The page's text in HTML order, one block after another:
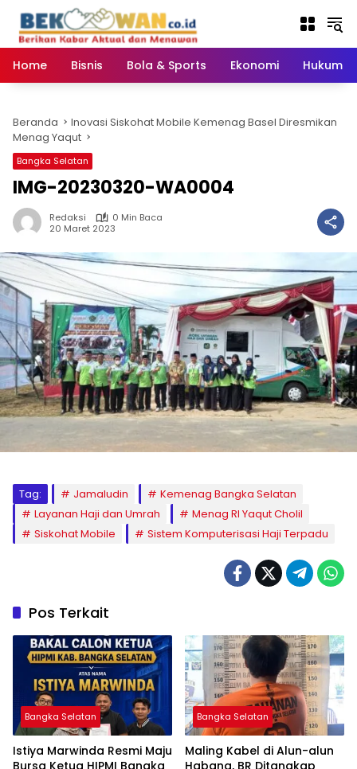
konten
Home
Bisnis Bola & Sports Ekonomi Hukum
Beranda
Inovasi Siskohat Mobile Kemenag Basel Diresmikan
Menag Yaqut
Bangka Selatan
IMG-20230320-WA0004
Redaksi
0 Min Baca
20 Maret 2023
Tag: Jamaludin
Kemenag Bangka Selatan
Layanan Haji dan Umrah
Menag RI Yaqut Cholil
Siskohat Mobile
Sistem Komputerisasi Haji Terpadu
Pos Terkait
Bangka Selatan
Istiya Marwinda Resmi Maju
Bursa Ketua HIPMI Bangka
Bangka Selatan
Maling Kabel di Alun-alun
Habang, BR Ditangkap